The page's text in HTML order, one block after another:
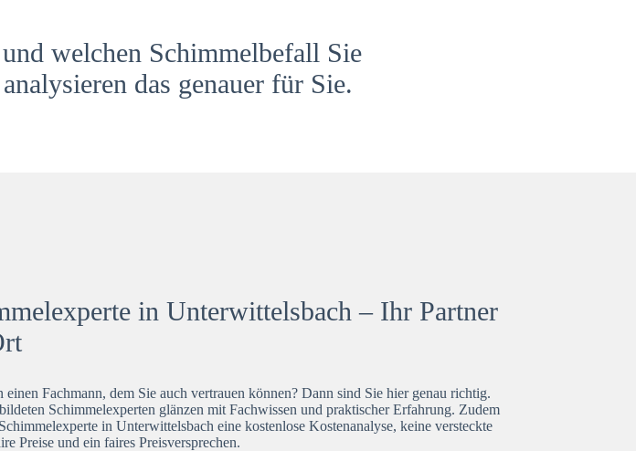
welchen Schimmelbefall Sie
das genauer für Sie.
in Unterwittelsbach – Ihr Partner
einen Fachmann, dem Sie auch vertrauen können? Dann sind Sie hier genau richtig.
Schimmelexperten glänzen mit Fachwissen und praktischer Erfahrung. Zudem
in Unterwittelsbach eine kostenlose Kostenanalyse, keine versteckte
Preise und ein faires Preisversprechen.